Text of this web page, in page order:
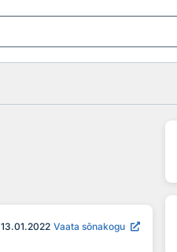
13.01.2022 Vaata sõnakogu